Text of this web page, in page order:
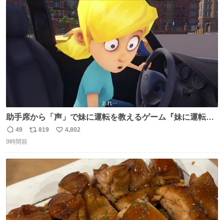
ト
数
数
助手席から「声」で妹に運転を教えるゲーム『妹に運転を
教える』の最新映像が公開。危険だらけの道路で生き残れ
るか news.denfaminicogamer.jp/news/260806s プレイヤ
いく。妹のハンドリングには不安が残るが、事故を起こせ
ば大爆発
返
信
49
リ
数
819
い
数
4,802
9時間前